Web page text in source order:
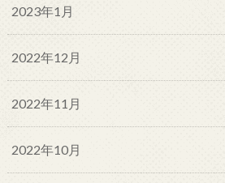
2023年1月
2022年12月
2022年11月
2022年10月